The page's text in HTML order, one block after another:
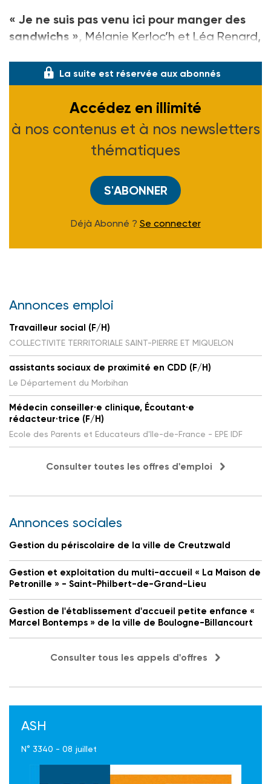
« Je ne suis pas venu ici pour manger des
sandwichs », Mélanie Kerloc’h et Léa Renard,
La suite est réservée aux abonnés
Accédez en illimité
à nos contenus et à nos newsletters
thématiques
S'ABONNER
Déjà Abonné ? Se connecter
Annonces emploi
Travailleur social (F/H)
COLLECTIVITE TERRITORIALE SAINT-PIERRE ET MIQUELON
assistants sociaux de proximité en CDD (F/H)
Le Département du Morbihan
Médecin conseiller·e clinique, Écoutant·e
rédacteur·trice (F/H)
Ecole des Parents et Educateurs d'Ile-de-France - EPE IDF
Consulter toutes les offres d'emploi
Annonces sociales
Gestion du périscolaire de la ville de Creutzwald
Gestion et exploitation du multi-accueil « La Maison de
Petronille » - Saint-Philbert-de-Grand-Lieu
Gestion de l'établissement d'accueil petite enfance «
Marcel Bontemps » de la ville de Boulogne-Billancourt
Consulter tous les appels d'offres
ASH
N° 3340 - 08 juillet